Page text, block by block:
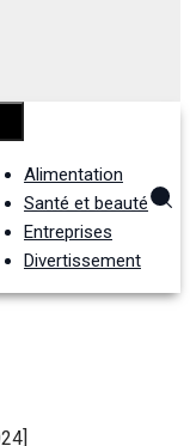
Alimentation
Santé et beauté
Entreprises
Divertissement